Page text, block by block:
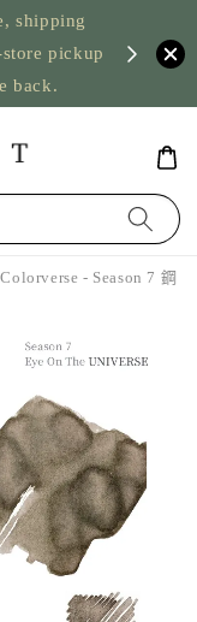
shipping
pickup
back.
US
- Season 7 鋼